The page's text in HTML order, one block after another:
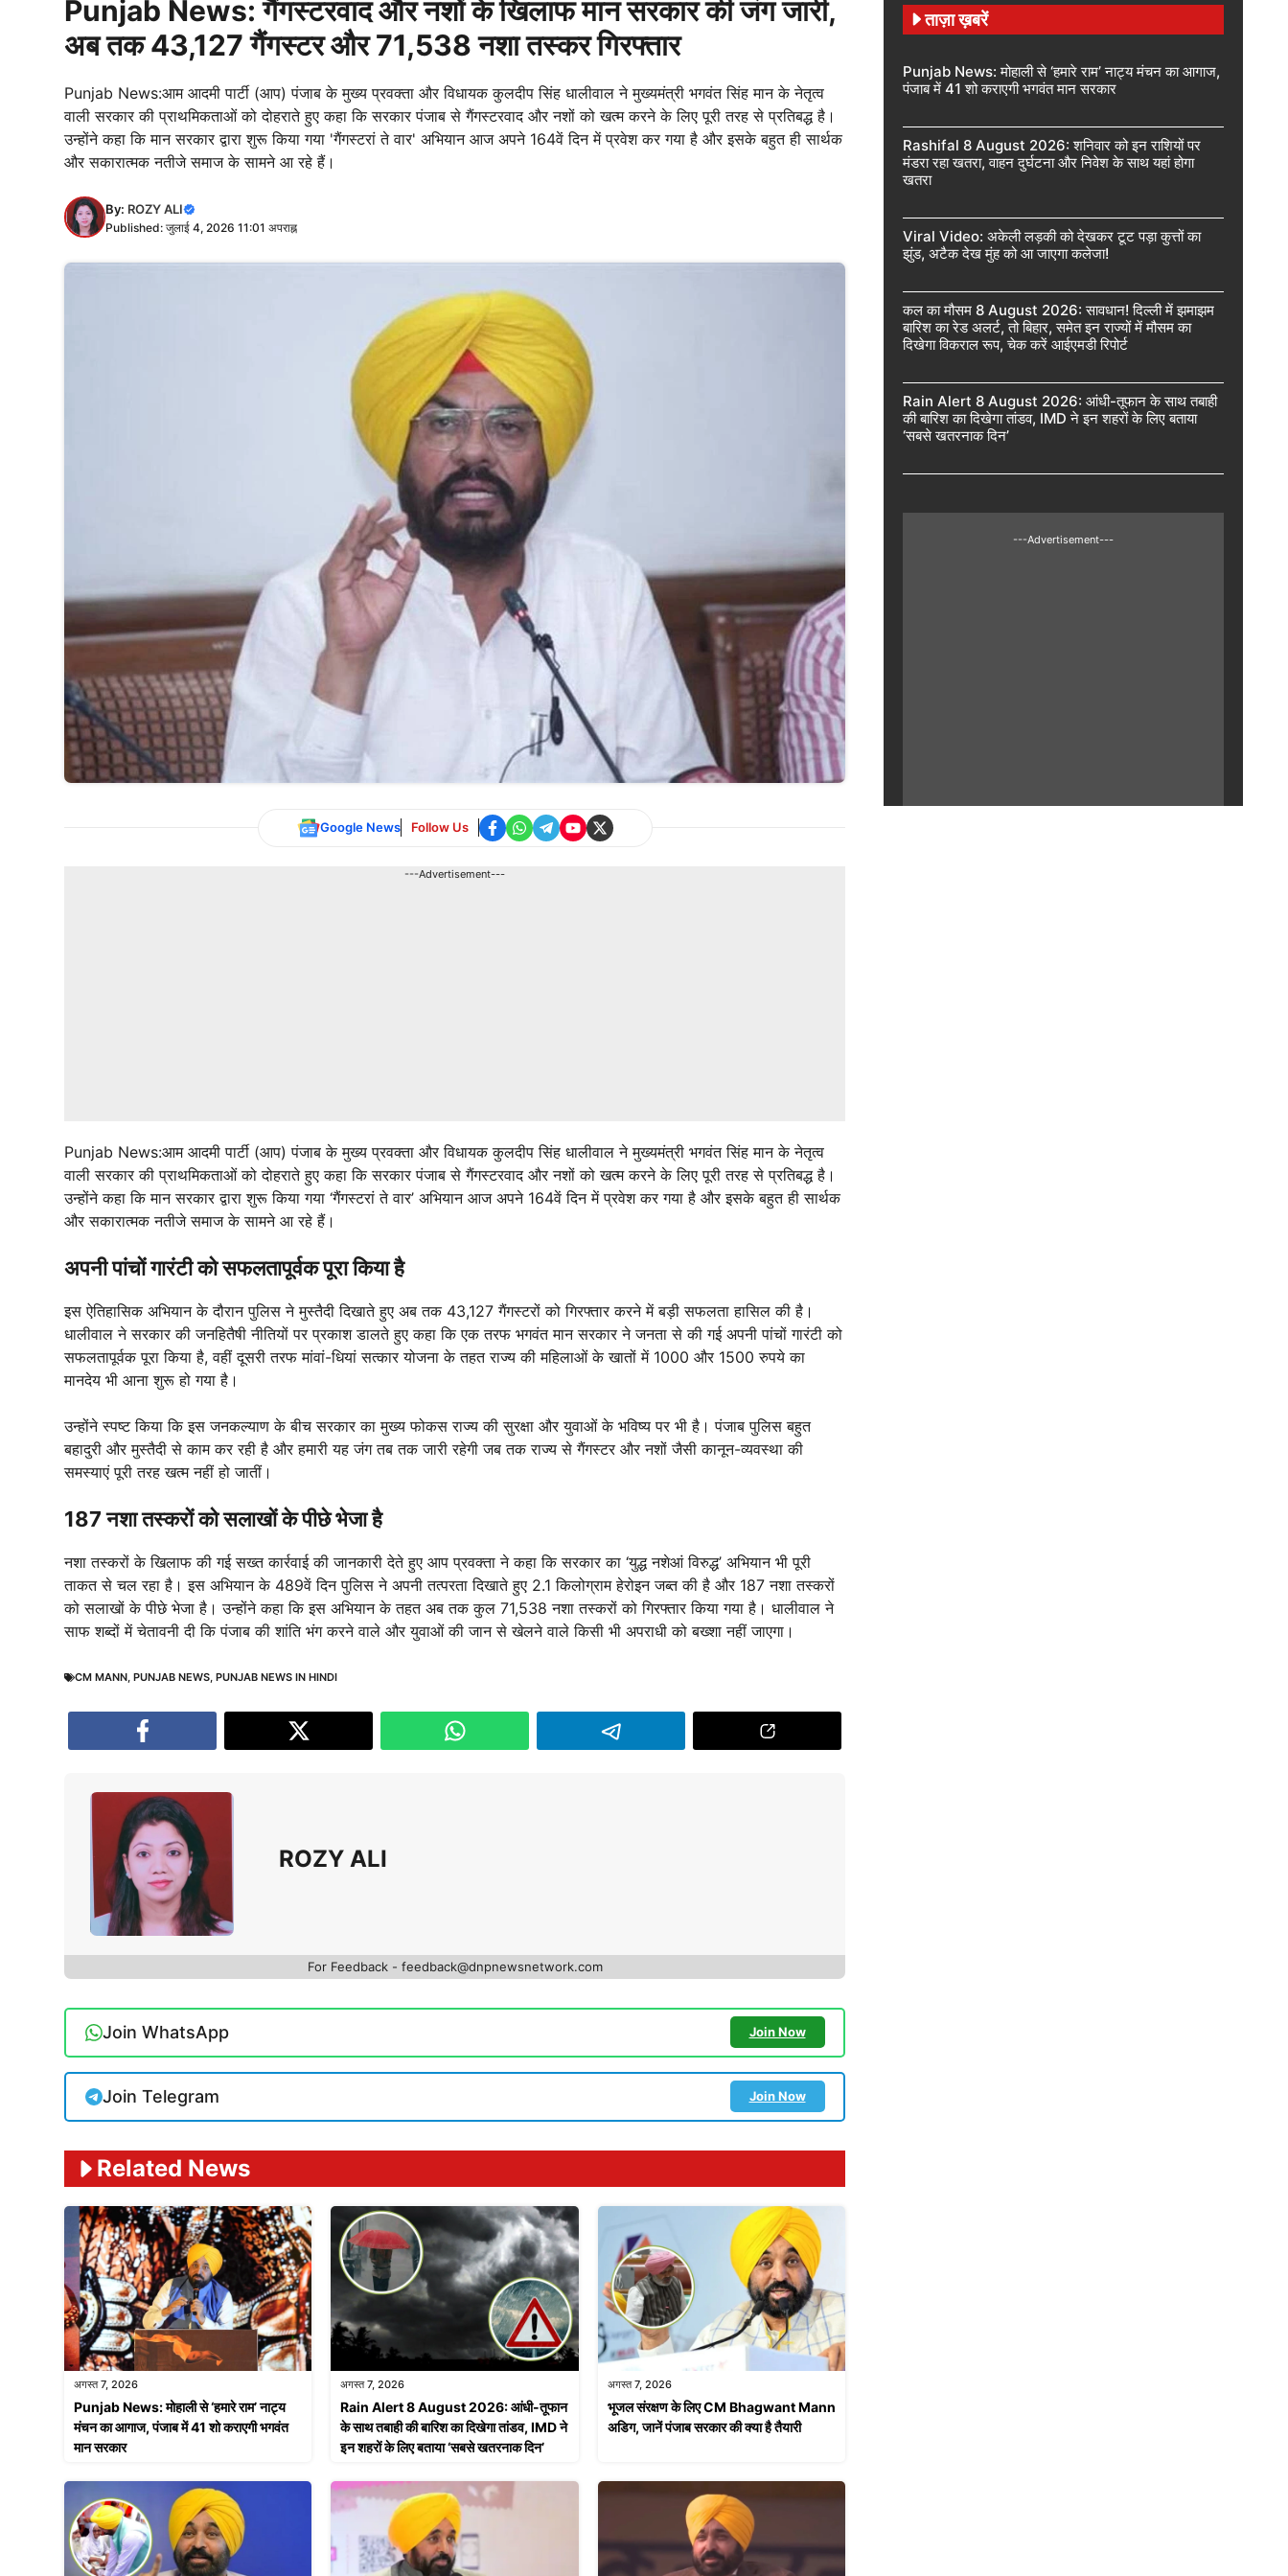
Punjab News: गैंगस्टरवाद और नशों के खिलाफ मान सरकार की जंग जारी,
अब तक 43,127 गैंगस्टर और 71,538 नशा तस्कर गिरफ्तार
Punjab News:आम आदमी पार्टी (आप) पंजाब के मुख्य प्रवक्ता और विधायक कुलदीप सिंह धालीवाल ने मुख्यमंत्री भगवंत सिंह मान के नेतृत्व
वाली सरकार की प्राथमिकताओं को दोहराते हुए कहा कि सरकार पंजाब से गैंगस्टरवाद और नशों को खत्म करने के लिए पूरी तरह से प्रतिबद्ध है।
उन्होंने कहा कि मान सरकार द्वारा शुरू किया गया 'गैंगस्टरां ते वार' अभियान आज अपने 164वें दिन में प्रवेश कर गया है और इसके बहुत ही सार्थक
और सकारात्मक नतीजे समाज के सामने आ रहे हैं।
By: ROZY ALI
Published: जुलाई 4, 2026 11:01 अपराह्न
Google News Follow Us
---Advertisement---
Punjab News:आम आदमी पार्टी (आप) पंजाब के मुख्य प्रवक्ता और विधायक कुलदीप सिंह धालीवाल ने मुख्यमंत्री भगवंत सिंह मान के नेतृत्व
वाली सरकार की प्राथमिकताओं को दोहराते हुए कहा कि सरकार पंजाब से गैंगस्टरवाद और नशों को खत्म करने के लिए पूरी तरह से प्रतिबद्ध है।
उन्होंने कहा कि मान सरकार द्वारा शुरू किया गया ‘गैंगस्टरां ते वार’ अभियान आज अपने 164वें दिन में प्रवेश कर गया है और इसके बहुत ही सार्थक
और सकारात्मक नतीजे समाज के सामने आ रहे हैं।
अपनी पांचों गारंटी को सफलतापूर्वक पूरा किया है
इस ऐतिहासिक अभियान के दौरान पुलिस ने मुस्तैदी दिखाते हुए अब तक 43,127 गैंगस्टरों को गिरफ्तार करने में बड़ी सफलता हासिल की है।
धालीवाल ने सरकार की जनहितैषी नीतियों पर प्रकाश डालते हुए कहा कि एक तरफ भगवंत मान सरकार ने जनता से की गई अपनी पांचों गारंटी को
सफलतापूर्वक पूरा किया है, वहीं दूसरी तरफ मांवां-धियां सत्कार योजना के तहत राज्य की महिलाओं के खातों में 1000 और 1500 रुपये का
मानदेय भी आना शुरू हो गया है।
उन्होंने स्पष्ट किया कि इस जनकल्याण के बीच सरकार का मुख्य फोकस राज्य की सुरक्षा और युवाओं के भविष्य पर भी है। पंजाब पुलिस बहुत
बहादुरी और मुस्तैदी से काम कर रही है और हमारी यह जंग तब तक जारी रहेगी जब तक राज्य से गैंगस्टर और नशों जैसी कानून-व्यवस्था की
समस्याएं पूरी तरह खत्म नहीं हो जातीं।
187 नशा तस्करों को सलाखों के पीछे भेजा है
नशा तस्करों के खिलाफ की गई सख्त कार्रवाई की जानकारी देते हुए आप प्रवक्ता ने कहा कि सरकार का ‘युद्ध नशेआं विरुद्ध’ अभियान भी पूरी
ताकत से चल रहा है। इस अभियान के 489वें दिन पुलिस ने अपनी तत्परता दिखाते हुए 2.1 किलोग्राम हेरोइन जब्त की है और 187 नशा तस्करों
को सलाखों के पीछे भेजा है। उन्होंने कहा कि इस अभियान के तहत अब तक कुल 71,538 नशा तस्करों को गिरफ्तार किया गया है। धालीवाल ने
साफ शब्दों में चेतावनी दी कि पंजाब की शांति भंग करने वाले और युवाओं की जान से खेलने वाले किसी भी अपराधी को बख्शा नहीं जाएगा।
CM MANN, PUNJAB NEWS, PUNJAB NEWS IN HINDI
ROZY ALI
For Feedback - feedback@dnpnewsnetwork.com
Join WhatsApp Join Now
Join Telegram Join Now
Related News
अगस्त 7, 2026
Punjab News: मोहाली से ‘हमारे राम’ नाट्य
मंचन का आगाज, पंजाब में 41 शो कराएगी भगवंत
मान सरकार
अगस्त 7, 2026
Rain Alert 8 August 2026: आंधी-तूफान
के साथ तबाही की बारिश का दिखेगा तांडव, IMD ने
इन शहरों के लिए बताया ‘सबसे खतरनाक दिन’
अगस्त 7, 2026
भूजल संरक्षण के लिए CM Bhagwant Mann
अडिग, जानें पंजाब सरकार की क्या है तैयारी
ताज़ा ख़बरें
Punjab News: मोहाली से ‘हमारे राम’ नाट्य मंचन का आगाज,
पंजाब में 41 शो कराएगी भगवंत मान सरकार
Rashifal 8 August 2026: शनिवार को इन राशियों पर
मंडरा रहा खतरा, वाहन दुर्घटना और निवेश के साथ यहां होगा
खतरा
Viral Video: अकेली लड़की को देखकर टूट पड़ा कुत्तों का
झुंड, अटैक देख मुंह को आ जाएगा कलेजा!
कल का मौसम 8 August 2026: सावधान! दिल्ली में झमाझम
बारिश का रेड अलर्ट, तो बिहार, समेत इन राज्यों में मौसम का
दिखेगा विकराल रूप, चेक करें आईएमडी रिपोर्ट
Rain Alert 8 August 2026: आंधी-तूफान के साथ तबाही
की बारिश का दिखेगा तांडव, IMD ने इन शहरों के लिए बताया
‘सबसे खतरनाक दिन’
---Advertisement---